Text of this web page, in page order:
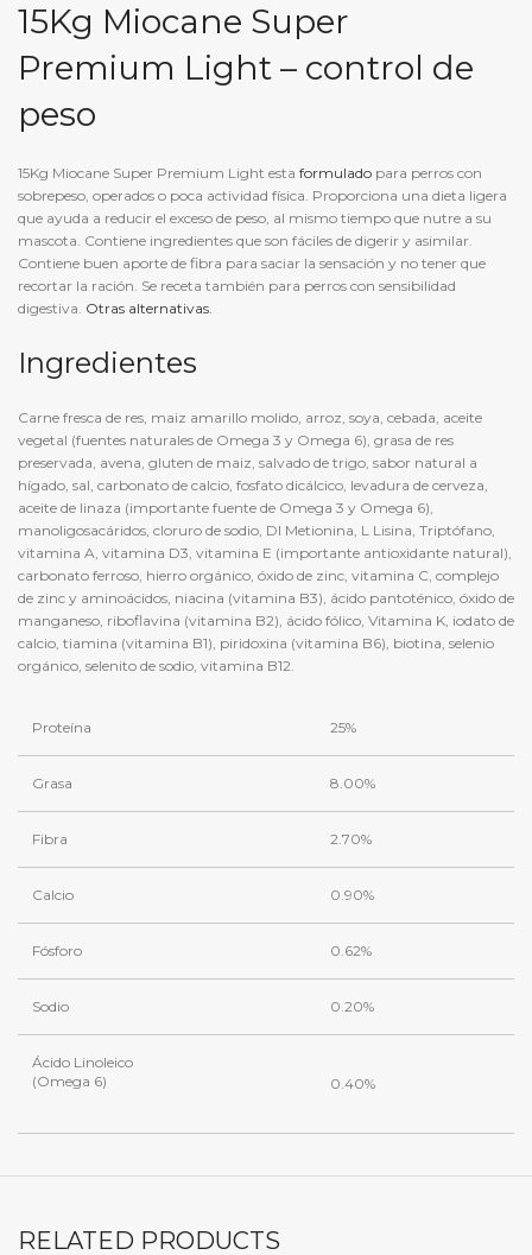
15Kg Miocane Super
Premium Light – control de
peso
15Kg Miocane Super Premium Light esta formulado para perros con
sobrepeso, operados o poca actividad física. Proporciona una dieta ligera
que ayuda a reducir el exceso de peso, al mismo tiempo que nutre a su
mascota. Contiene ingredientes que son fáciles de digerir y asimilar.
Contiene buen aporte de fibra para saciar la sensación y no tener que
recortar la ración. Se receta también para perros con sensibilidad
digestiva. Otras alternativas.
Ingredientes
Carne fresca de res, maiz amarillo molido, arroz, soya, cebada, aceite
vegetal (fuentes naturales de Omega 3 y Omega 6), grasa de res
preservada, avena, gluten de maiz, salvado de trigo, sabor natural a
hígado, sal, carbonato de calcio, fosfato dicálcico, levadura de cerveza,
aceite de linaza (importante fuente de Omega 3 y Omega 6),
manoligosacáridos, cloruro de sodio, Dl Metionina, L Lisina, Triptófano,
vitamina A, vitamina D3, vitamina E (importante antioxidante natural),
carbonato ferroso, hierro orgánico, óxido de zinc, vitamina C, complejo
de zinc y aminoácidos, niacina (vitamina B3), ácido pantoténico, óxido de
manganeso, riboflavina (vitamina B2), ácido fólico, Vitamina K, iodato de
calcio, tiamina (vitamina B1), piridoxina (vitamina B6), biotina, selenio
orgánico, selenito de sodio, vitamina B12.
Proteína 25%
Grasa 8.00%
Fibra 2.70%
Calcio 0.90%
Fósforo 0.62%
Sodio 0.20%
Ácido Linoleico
(Omega 6)
0.40%
RELATED PRODUCTS